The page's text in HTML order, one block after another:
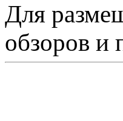
Для
обзоров и